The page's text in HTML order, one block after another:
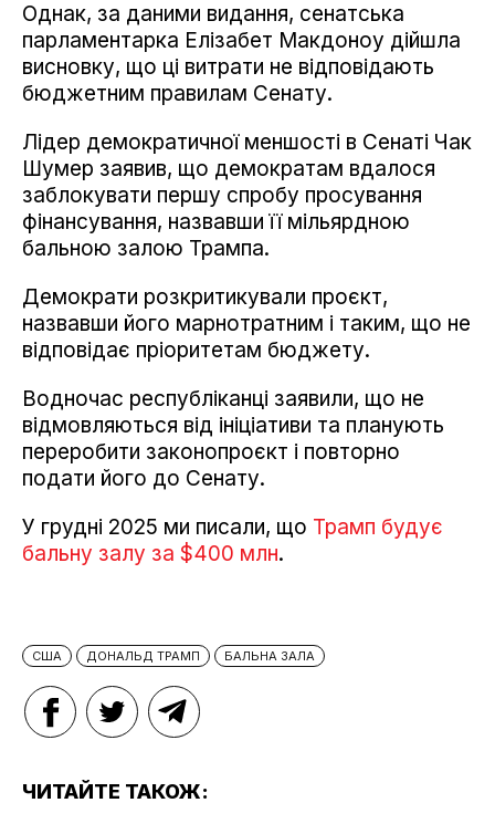
Однак, за даними видання, сенатська
парламентарка Елізабет Макдоноу дійшла
висновку, що ці витрати не відповідають
бюджетним правилам Сенату.
Лідер демократичної меншості в Сенаті Чак
Шумер заявив, що демократам вдалося
заблокувати першу спробу просування
фінансування, назвавши її мільярдною
бальною залою Трампа.
Демократи розкритикували проєкт,
назвавши його марнотратним і таким, що не
відповідає пріоритетам бюджету.
Водночас республіканці заявили, що не
відмовляються від ініціативи та планують
переробити законопроєкт і повторно
подати його до Сенату.
У грудні 2025 ми писали, що Трамп будує
бальну залу за $400 млн.
США ДОНАЛЬД ТРАМП БАЛЬНА ЗАЛА
ЧИТАЙТЕ ТАКОЖ: